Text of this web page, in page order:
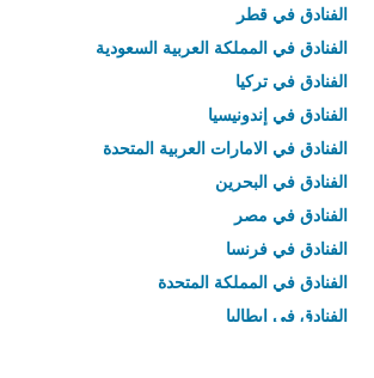
الفنادق في قطر
الفنادق في المملكة العربية السعودية
الفنادق في تركيا
الفنادق في إندونيسيا
الفنادق في الامارات العربية المتحدة
الفنادق في البحرين
الفنادق في مصر
الفنادق في فرنسا
الفنادق في المملكة المتحدة
الفنادق في إيطاليا